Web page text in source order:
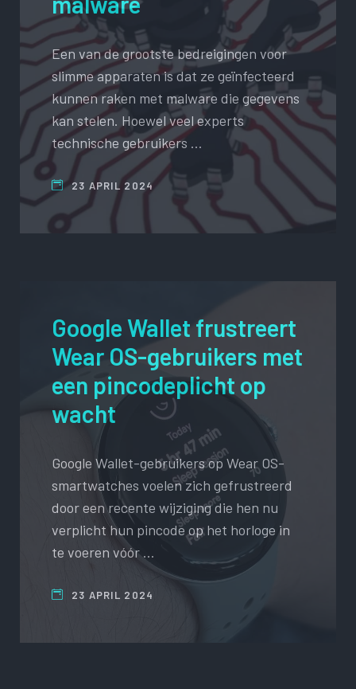
Een van de grootste bedreigingen voor
slimme apparaten is dat ze geïnfecteerd
kunnen raken met malware die gegevens
kan stelen. Hoewel veel experts
technische gebruikers …
23 APRIL 2024
Google Wallet frustreert
Wear OS-gebruikers met
een pincodeplicht op
wacht
Google Wallet-gebruikers op Wear OS-
smartwatches voelen zich gefrustreerd
door een recente wijziging die hen nu
verplicht hun pincode op het horloge in
te voeren vóór …
23 APRIL 2024